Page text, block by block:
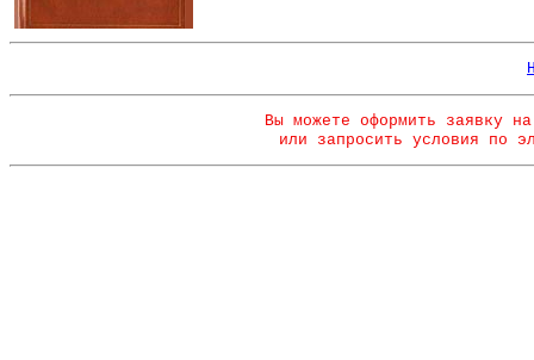
Вы можете оформить заявку
или запросить условия по